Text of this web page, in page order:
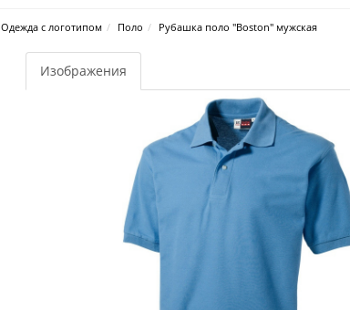
Одежда с логотипом Поло Рубашка поло "Boston" мужская
Изображения